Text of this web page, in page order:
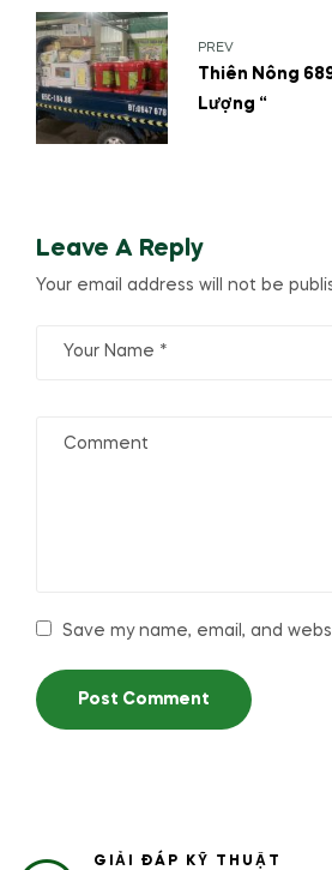
PREV
Thiên Nông
Lượng “
Leave A Reply
Your email address will not be
Save my name, email, and
GIẢI ĐÁP KỸ THUẬT